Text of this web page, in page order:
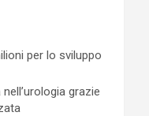
per lo sviluppo
grazie